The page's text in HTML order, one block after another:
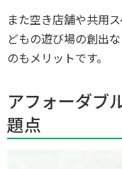
また空き店舗や共用
どもの遊び場の創出
のもメリットです。
アフォーダブ
題点